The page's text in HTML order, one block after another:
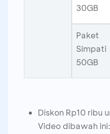
30GB
Paket
Simpati
50GB
Diskon Rp10 ribu
Video dibawah ini: